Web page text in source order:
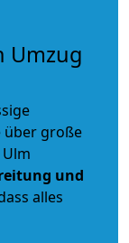
Umzug
über große
und
alles